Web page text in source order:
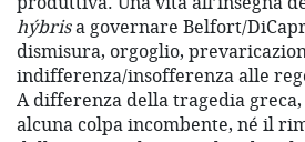
hýbrisa governare Belfort/
dismisura, orgoglio,
indifferenza/insofferenza alle
A differenza della tragedia greca,
alcuna colpa incombente, né il